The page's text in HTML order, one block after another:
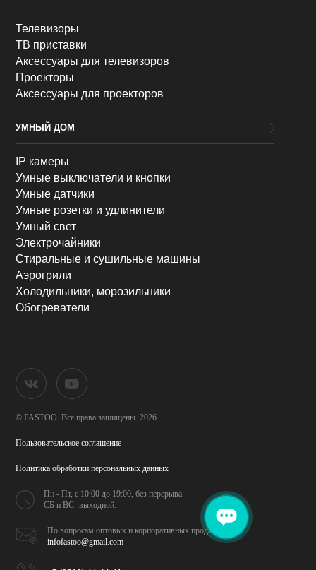
Телевизоры
ТВ приставки
Аксессуары для телевизоров
Проекторы
Аксессуары для проекторов
УМНЫЙ ДОМ
IP камеры
Умные выключатели и кнопки
Умные датчики
Умные розетки и удлинители
Умный свет
Электрочайники
Стиральные и сушильные машины
Аэрогрили
Холодильники, морозильники
Обогреватели
© FASTOO. Все права защищены. 2026
Пользовательское соглашение
Политика обработкиперсональных данных
Пн - Пт, с 10:00 до 19:00,без перерыва.
СБ и ВС- выходной.
По вопросам оптовых икорпоративных продаж
infofastoo@gmail.com